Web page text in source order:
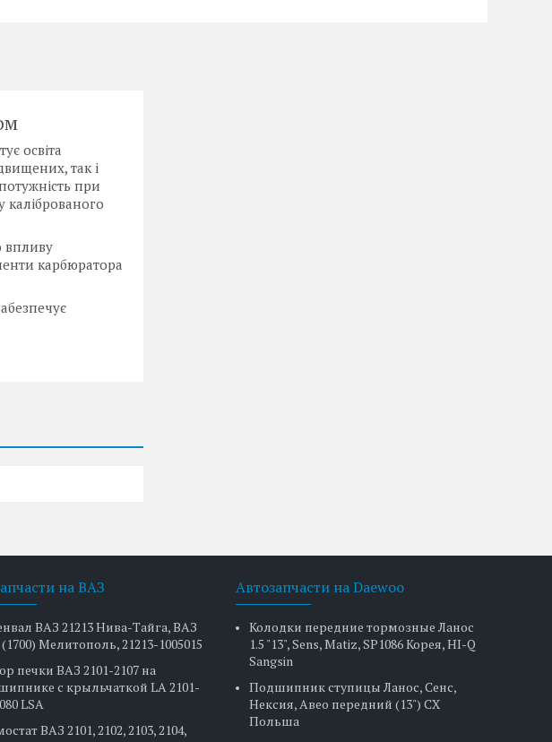
освіта
так і
при
каліброваного
впливу
карбюратора
на ВАЗ
ВАЗ 21213 Нива-Тайга, ВАЗ
(1700) Мелитополь, 21213-1005015
печки ВАЗ 2101-2107 на
с крыльчаткой LA 2101-
LSA
ВАЗ 2101, 2102, 2103, 2104,
Автозапчасти на Daewoo
Колодки передние тормозные Ланос
1.5 "13", Sens, Matiz, SP1086 Корея, HI-Q
Sangsin
Подшипник ступицы Ланос, Сенс,
Нексия, Авео передний (13") CX
Польша